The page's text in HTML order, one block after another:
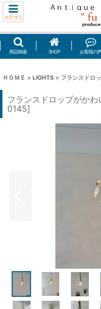
カテゴリ
商品検索 SHOP お客様の
ＨＯＭＥ > LIGHTS > フランスドロ
フランスドロップがか
0145]